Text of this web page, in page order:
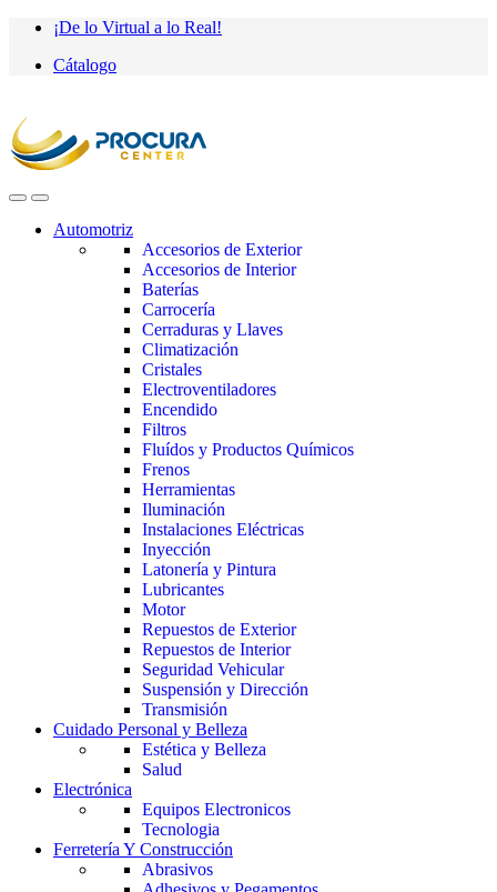
Saltar
navegación
saltar
contenido
¡De lo Virtual a lo Real!
Cátalogo
Automotriz
Accesorios de Exterior
Accesorios de Interior
Baterías
Carrocería
Cerraduras y Llaves
Climatización
Cristales
Electroventiladores
Encendido
Filtros
Fluídos y Productos Químicos
Frenos
Herramientas
Iluminación
Instalaciones Eléctricas
Inyección
Latonería y Pintura
Lubricantes
Motor
Repuestos de Exterior
Repuestos de Interior
Seguridad Vehicular
Suspensión y Dirección
Transmisión
Cuidado Personal y Belleza
Estética y Belleza
Salud
Electrónica
Equipos Electronicos
Tecnologia
Ferretería Y Construcción
Abrasivos